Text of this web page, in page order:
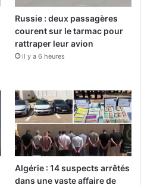
Russie : deux passagères
courent sur le tarmac pour
rattraper leur avion
il y a 6 heures
Algérie : 14 suspects arrêtés
dans une vaste affaire de